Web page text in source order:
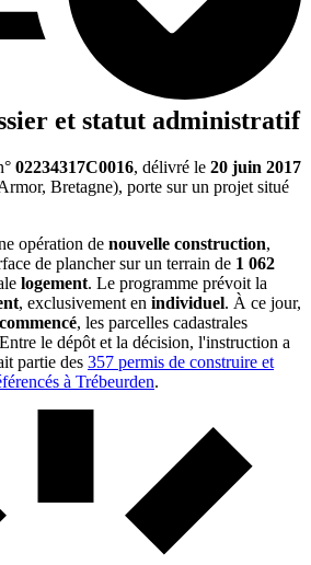
et statut administratif
02234317C0016, délivré le 20 juin 2017
Bretagne), porte sur un projet situé
opération de nouvelle construction,
de plancher sur un terrain de 1 062
logement. Le programme prévoit la
, exclusivement en individuel. À ce jour,
commencé, les parcelles cadastrales
le dépôt et la décision, l'instruction a
partie des 357 permis de construire et
à Trébeurden.